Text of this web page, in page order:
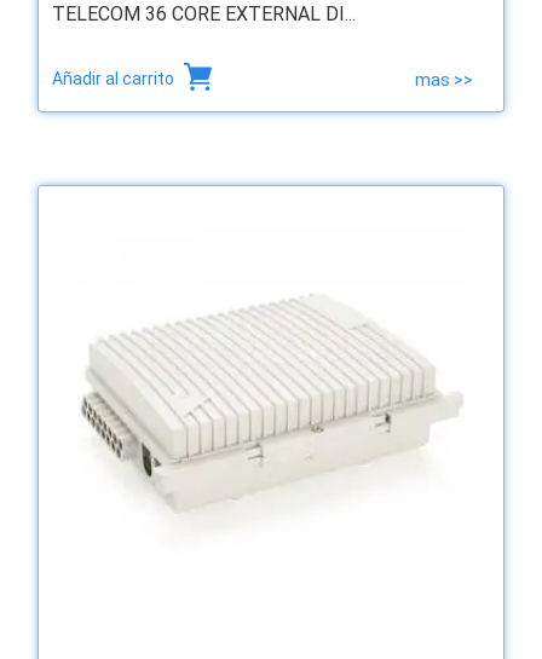
TELECOM 36 CORE EXTERNAL DI...
Añadir al carrito mas >>